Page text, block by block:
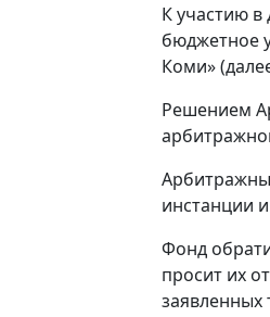
К участию в
бюджетное
Коми»
Решением
инстанции
Фонд
просит их
заявленных